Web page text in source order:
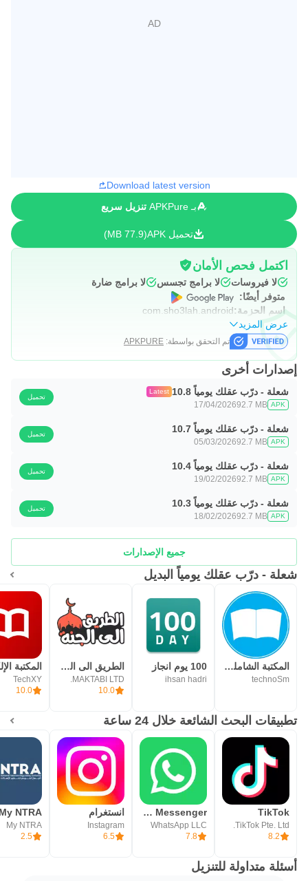
Download latest version
بـ APKPure
تنزيل سريع
تحميل APK 77.9 MB
اكتمل فحص الأمان
لا فيروسات لا برامج تجسس
لا برامج ضارة
متوفر أيضًا:
اسم الحزمة:com.sho3lah.android
عرض المزيد
تم التحقق بواسطة: APKPURE
إصدارات أخرى
شعلة - درّب عقلك يومياً 10.8
Latest
APK
92.7 MB
17/04/2026
تحميل
شعلة - درّب عقلك يومياً 10.7
APK
92.7 MB
05/03/2026
تحميل
شعلة - درّب عقلك يومياً 10.4
APK
92.7 MB
19/02/2026
تحميل
شعلة - درّب عقلك يومياً 10.3
APK
92.7 MB
18/02/2026
تحميل
جميع الإصدارات
شعلة - درّب عقلك يومياً البديل
المكتبة الشامله بدون نت
technoSm
100 يوم انجاز
ihsan hadri
الطريق الى الجنة، اذكار، قصص
MAKTABI LTD.
10.0
TechXY
10.0
تطبيقات البحث الشائعة خلال 24 ساعة
TikTok
TikTok Pte. Ltd.
8.2
WhatsApp Messenger - واتساب مسنجر
WhatsApp LLC
7.8
انستغرام
Instagram
6.5
NTRA
My NTRA
2.5
أسئلة متداولة للتنزيل